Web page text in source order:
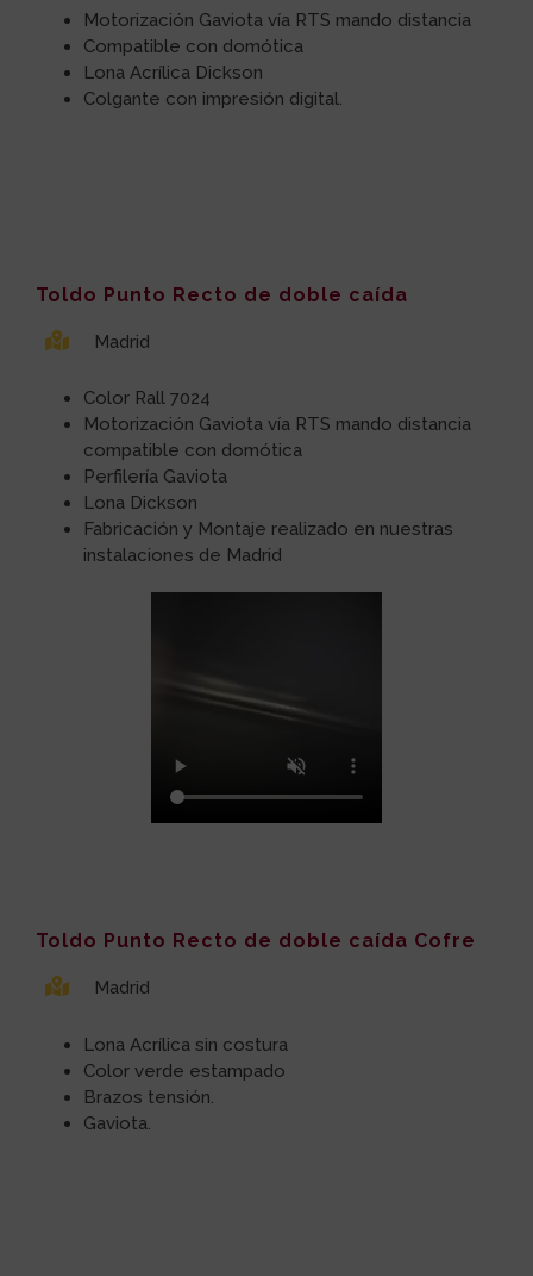
Motorización Gaviota vía RTS mando distancia
Compatible con domótica
Lona Acrílica Dickson
Colgante con impresión digital.
Toldo Punto Recto de doble caída
Madrid
Color Rall 7024
Motorización Gaviota vía RTS mando distancia
compatible con domótica
Perfilería Gaviota
Lona Dickson
Fabricación y Montaje realizado en nuestras
instalaciones de Madrid
Toldo Punto Recto de doble caída Cofre
Madrid
Lona Acrílica sin costura
Color verde estampado
Brazos tensión.
Gaviota.